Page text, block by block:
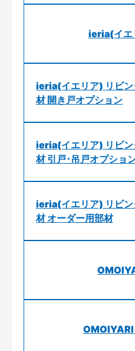
ieria(イエ
ieria(イエリア) リビン
材 開き戸オプション
ieria(イエリア) リビン
材 引戸･吊戸オプショ
ieria(イエリア) リビン
材 オーダー用部材